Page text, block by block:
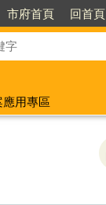
市府首頁 回首頁
應用專區